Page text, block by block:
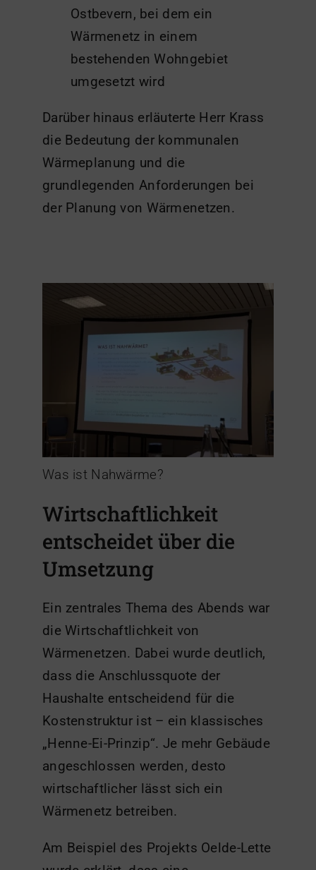
Ostbevern, bei dem ein
Wärmenetz in einem
bestehenden Wohngebiet
umgesetzt wird
Darüber hinaus erläuterte Herr Krass
die Bedeutung der kommunalen
Wärmeplanung und die
grundlegenden Anforderungen bei
der Planung von Wärmenetzen.
Was ist Nahwärme?
Wirtschaftlichkeit
entscheidet über die
Umsetzung
Ein zentrales Thema des Abends war
die Wirtschaftlichkeit von
Wärmenetzen. Dabei wurde deutlich,
dass die Anschlussquote der
Haushalte entscheidend für die
Kostenstruktur ist – ein klassisches
„Henne-Ei-Prinzip“. Je mehr Gebäude
angeschlossen werden, desto
wirtschaftlicher lässt sich ein
Wärmenetz betreiben.
Am Beispiel des Projekts Oelde-Lette